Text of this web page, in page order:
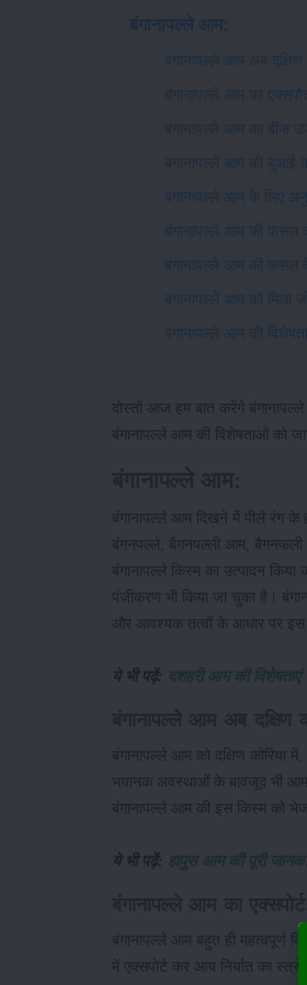
बंगानापल्ले आम:
बंगानापल्ले आम अब दक्षिण
बंगानापल्ले आम का
बंगानापल्ले आम का बीज
बंगानापल्ले आम की बुआई
बंगानापल्ले आम के लिए
बंगानापल्ले आम की फसल
बंगानापल्ले आम की फसल
बंगानापल्ले आम को मिला
बंगानापल्ले आम की
दोस्तों आज हम बात करेंगे
बंगानापल्ले आम की विशेषताओं को
बंगानापल्ले आम दिखने में पीले रंग
बंगनपल्ले, बैगनपल्ली आम, बैगनफली
बंगानापल्ले किस्म का उत्पादन
पंजीकरण भी किया जा चुका है।
और आवश्यक तत्वों के आधार पर इस
ये भी पढ़ें: दशहरी आम की विशेषताएं
बंगानापल्ले आम को दक्षिण कोरिया
भयानक अवस्थाओं के बावजूद भी आम
बंगानापल्ले आम की इस किस्म को
ये भी पढ़ें: हापुस आम की पूरी
बंगानापल्ले आम बहुत ही महत्वपूर्ण
में एक्सपोर्ट कर आय निर्यात का